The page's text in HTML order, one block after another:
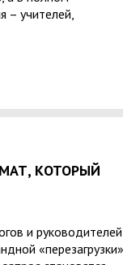
– учителей,
КОТОРЫЙ
и руководителей